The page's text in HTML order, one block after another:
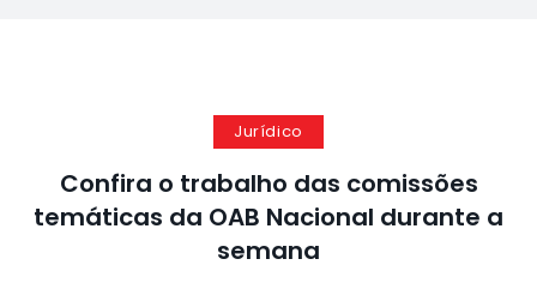
Jurídico
Confira o trabalho das comissões
temáticas da OAB Nacional durante a
semana